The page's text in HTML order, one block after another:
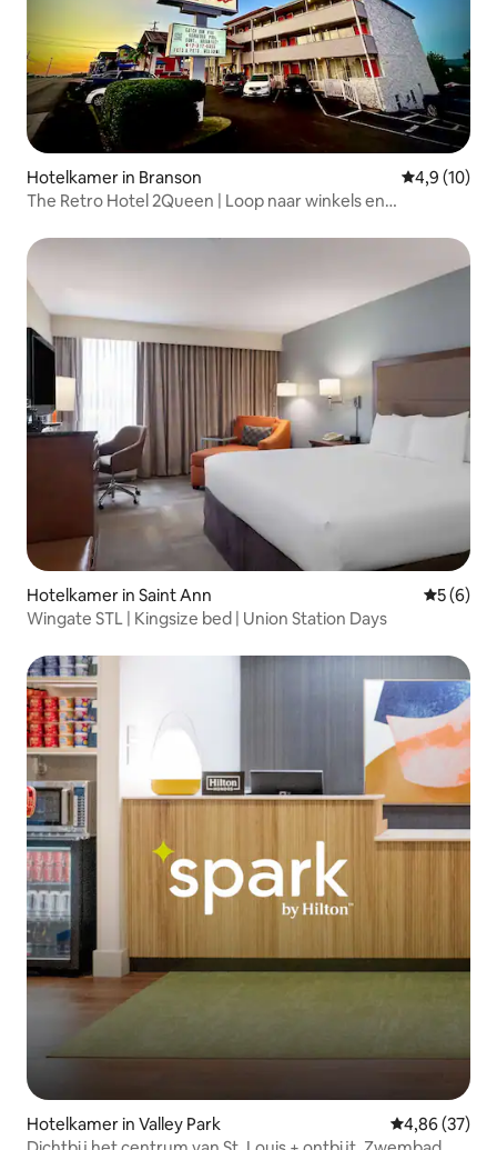
Hotelkamer in Branson
4,9 (10)
The Retro Hotel 2Queen | Loop naar winkels en
Hotelkamer in Saint Ann
5 (6)
Wingate STL | Kingsize bed | Union Station Days
Hotelkamer in Valley Park Gemiddelde
4,86 (37)